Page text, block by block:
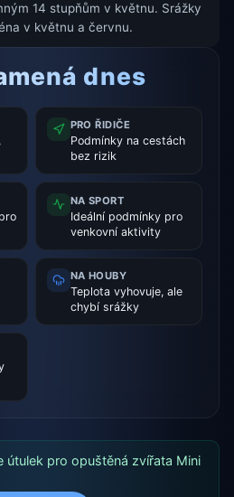
14 stupňům v květnu. Srážky
v květnu a červnu.
dnes
PRO ŘIDIČE
Podmínky na cestách
bez rizik
NA SPORT
Ideální podmínky pro
venkovní aktivity
NA HOUBY
Teplota vyhovuje, ale
chybí srážky
útulek pro opuštěná zvířata Mini